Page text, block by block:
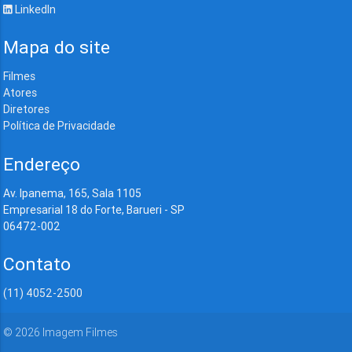
LinkedIn
Mapa do site
Filmes
Atores
Diretores
Política de Privacidade
Endereço
Av. Ipanema, 165, Sala 1105
Empresarial 18 do Forte, Barueri - SP
06472-002
Contato
(11) 4052-2500
© 2026 Imagem Filmes